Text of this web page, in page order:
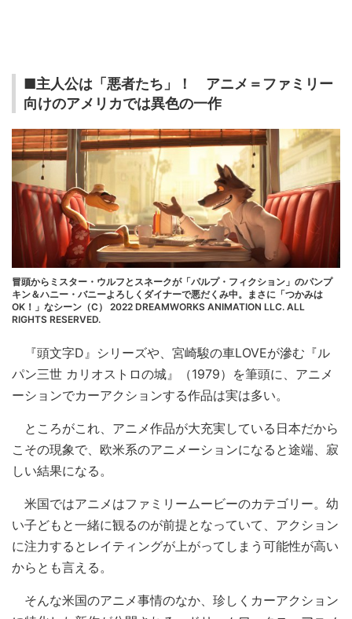
■主人公は「悪者たち」！ アニメ＝ファミリー
向けのアメリカでは異色の一作
冒頭からミスター・ウルフとスネークが「パルプ・フィクション」のパンプ
キン＆ハニー・バニーよろしくダイナーで悪だくみ中。まさに「つかみは
OK！」なシーン（C） 2022 DREAMWORKS ANIMATION LLC. ALL
RIGHTS RESERVED.
『頭文字D』シリーズや、宮崎駿の車LOVEが滲む『ル
パン三世 カリオストロの城』（1979）を筆頭に、アニメ
ーションでカーアクションする作品は実は多い。
ところがこれ、アニメ作品が大充実している日本だから
こその現象で、欧米系のアニメーションになると途端、寂
しい結果になる。
米国ではアニメはファミリームービーのカテゴリー。幼
い子どもと一緒に観るのが前提となっていて、アクション
に注力するとレイティングが上がってしまう可能性が高い
からとも言える。
そんな米国のアニメ事情のなか、珍しくカーアクション